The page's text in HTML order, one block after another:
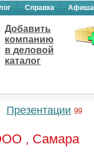
Справка Афиша
Добавить
компанию
в деловой
каталог
Презентации 99
, Самара